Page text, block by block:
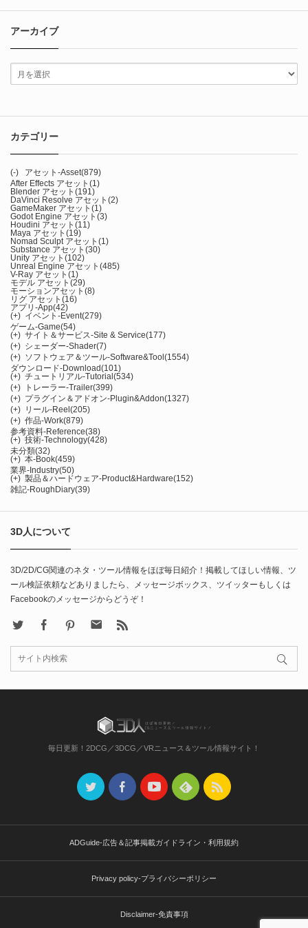
アーカイブ
カテゴリー
(-) アセット-Asset(879)
After Effects アセット (1)
Blender アセット (191)
DaVinci Resolve アセット (2)
GameMaker アセット (1)
Godot Engine アセット (3)
Houdini アセット (11)
Maya アセット (19)
Nomad Sculpt アセット (1)
Substance アセット (30)
Unity アセット (102)
Unreal Engine アセット (485)
V-Ray アセット (1)
モデル アセット (29)
モーションアセット (8)
リグ アセット (16)
アプリ-App(42)
(+) イベント-Event(279)
ゲーム-Game(54)
(+) サイト＆サービス-Site & Service(177)
(+) シェーダー-Shader(7)
(+) ソフトウェア＆ツール-Software&Tool(1554)
ダウンロード-Download(101)
(+) チュートリアル-Tutorial(534)
(+)
トレーラー-Trailer(399)
(+) プラグイン＆アドオン-Plugin&Addon(1327)
(+) リール-Reel(205)
(+) 作品-Work(879)
参考資料-Reference(38)
(+) 技術-Technology(428)
未分類(32)
(+) 本-Book(459)
業界-Industry(50)
(+) 製品＆ハードウェア-Product&Hardware(152)
雑記-RoughDiary(39)
3D人について
3D/2D/CG関連のネタ・ツール情報をほぼ毎日紹介！掲載してほしい情報、ツ
ール検証依頼などありましたら、メッセージボックス、ツイッターもしくは
Facebookのメッセージからどうぞ！
FacebookPinterest Contact
毎日更新！2DCG／3DCG／VRニュース＆ツール情報サイト！
ADGuide-広告＆記事掲載ガイドライン・利用規約
Privacy policy-プライバシーポリシー
Disclaimer-免責事項